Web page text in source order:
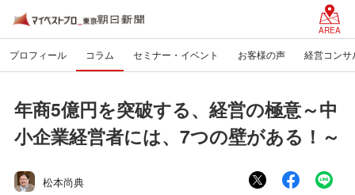
AREA
プロフィール コラム セミナー・イベント お客様の声 経営コンサ
年商5億円を突破する、経営の極意～中
小企業経営者には、7つの壁がある！～
松本尚典